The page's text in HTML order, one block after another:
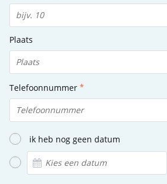
Plaats
Telefoonnummer
ik heb nog geen datum